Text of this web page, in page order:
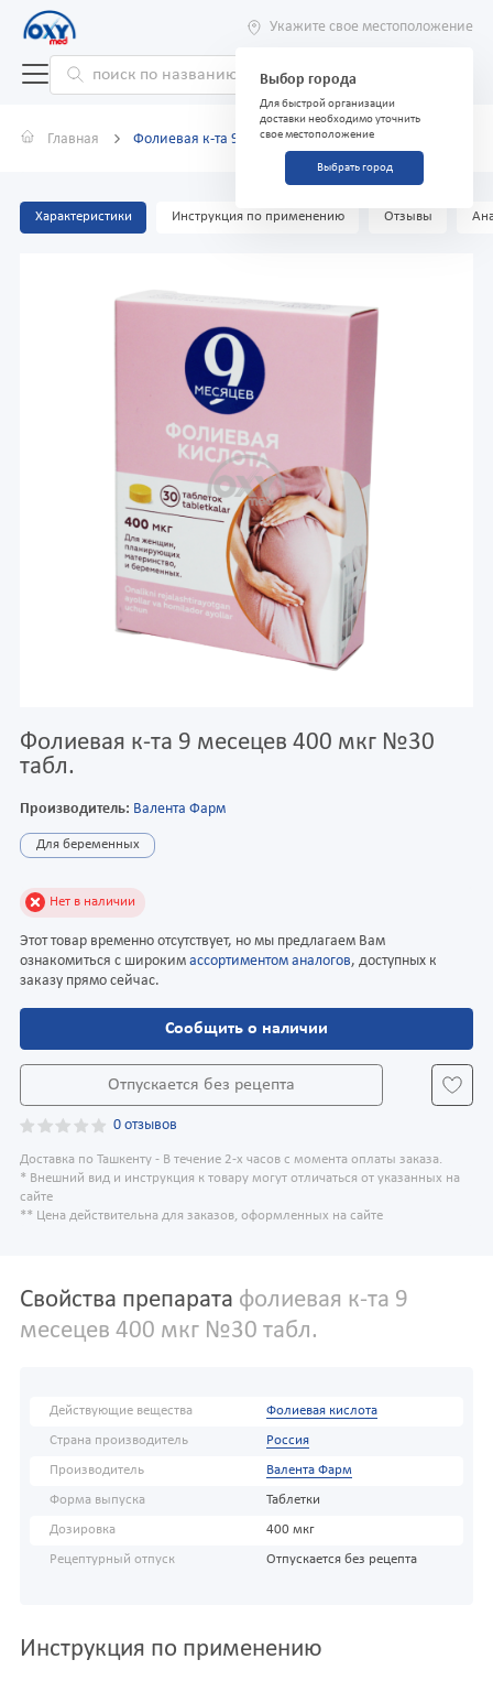
Укажите свое местоположение
Выбор города
Для быстрой организации
доставки необходимо уточнить
свое местоположение
Выбрать город
Главная Фолиевая к-та 9 месецев 400 мкг №30 табл.
Характеристики Инструкция по применению Отзывы
Фолиевая к-та 9 месецев 400 мкг №30
табл.
Производитель: Валента Фарм
Для беременных
Нет в наличии
Этот товар временно отсутствует, но мы предлагаем Вам
ознакомиться с широким ассортиментом аналогов, доступных к
заказу прямо сейчас.
Сообщить о наличии
Отпускается без рецепта
0 отзывов
Доставка по Ташкенту - В течение 2-х часов с момента оплаты заказа.
* Внешний вид и инструкция к товару могут отличаться от указанных на
сайте
** Цена действительна для заказов, оформленных на сайте
Свойства препарата фолиевая к-та 9
месецев 400 мкг №30 табл.
Действующие вещества Фолиевая кислота
Страна производитель Россия
Производитель Валента Фарм
Форма выпуска Таблетки
Дозировка 400 мкг
Рецептурный отпуск Отпускается без рецепта
Инструкция по применению